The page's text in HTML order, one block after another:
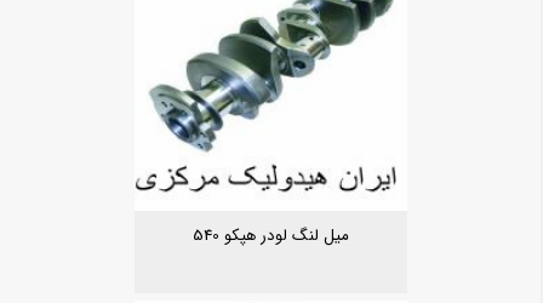
میل لنگ لودر هپکو 540